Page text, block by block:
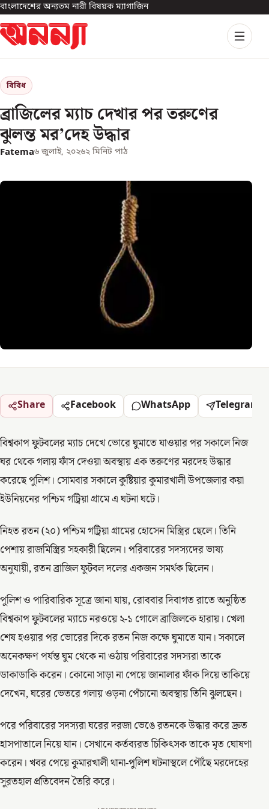
বাংলাদেশের অন্যতম নারী বিষয়ক ম্যাগাজিন
বিবিধ
ব্রাজিলের ম্যাচ দেখার পর তরুণের
ঝুলন্ত মর’দেহ উদ্ধার
Fatema৬ জুলাই, ২০২৬২ মিনিট পাঠ
Share Facebook WhatsApp Telegram
বিশ্বকাপ ফুটবলের ম্যাচ দেখে ভোরে ঘুমাতে যাওয়ার পর সকালে নিজ
ঘর থেকে গলায় ফাঁস দেওয়া অবস্থায় এক তরুণের মরদেহ উদ্ধার
করেছে পুলিশ। সোমবার সকালে কুষ্টিয়ার কুমারখালী উপজেলার কয়া
ইউনিয়নের পশ্চিম গট্রিয়া গ্রামে এ ঘটনা ঘটে।
নিহত রতন (২০) পশ্চিম গট্রিয়া গ্রামের হোসেন মিস্ত্রির ছেলে। তিনি
পেশায় রাজমিস্ত্রির সহকারী ছিলেন। পরিবারের সদস্যদের ভাষ্য
অনুযায়ী, রতন ব্রাজিল ফুটবল দলের একজন সমর্থক ছিলেন।
পুলিশ ও পারিবারিক সূত্রে জানা যায়, রোববার দিবাগত রাতে অনুষ্ঠিত
বিশ্বকাপ ফুটবলের ম্যাচে নরওয়ে ২-১ গোলে ব্রাজিলকে হারায়। খেলা
শেষ হওয়ার পর ভোরের দিকে রতন নিজ কক্ষে ঘুমাতে যান। সকালে
অনেকক্ষণ পর্যন্ত ঘুম থেকে না ওঠায় পরিবারের সদস্যরা তাকে
ডাকাডাকি করেন। কোনো সাড়া না পেয়ে জানালার ফাঁক দিয়ে তাকিয়ে
দেখেন, ঘরের ভেতরে গলায় ওড়না পেঁচানো অবস্থায় তিনি ঝুলছেন।
পরে পরিবারের সদস্যরা ঘরের দরজা ভেঙে রতনকে উদ্ধার করে দ্রুত
হাসপাতালে নিয়ে যান। সেখানে কর্তব্যরত চিকিৎসক তাকে মৃত ঘোষণা
করেন। খবর পেয়ে কুমারখালী থানা-পুলিশ ঘটনাস্থলে পৌঁছে মরদেহের
সুরতহাল প্রতিবেদন তৈরি করে।